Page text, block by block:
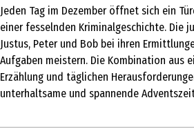
Jeden Tag im Dezember öffnet sich ein
einer fesselnden Kriminalgeschichte. Die
Justus, Peter und Bob bei ihren
Aufgaben meistern. Die Kombination aus
Erzählung und täglichen
unterhaltsame und spannende